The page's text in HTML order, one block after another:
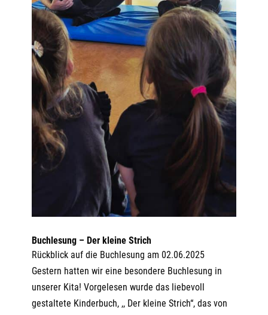
Buchlesung – Der kleine Strich
Rückblick auf die Buchlesung am 02.06.2025
Gestern hatten wir eine besondere Buchlesung in
unserer Kita! Vorgelesen wurde das liebevoll
gestaltete Kinderbuch, ,, Der kleine Strich“, das von